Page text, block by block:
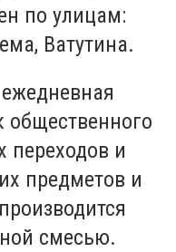
по улицам:
Ватутина.
общественного
переходов и
предметов и
смесью.